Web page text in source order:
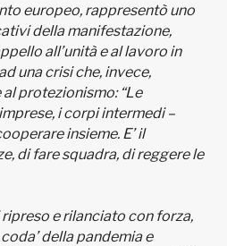
europeo, rappresentò uno
della manifestazione,
all’unità e al lavoro in
una crisi che, invece,
protezionismo: “Le
i corpi intermedi –
insieme. E’ il
di fare squadra, di reggere le
e rilanciato con forza,
della pandemia e